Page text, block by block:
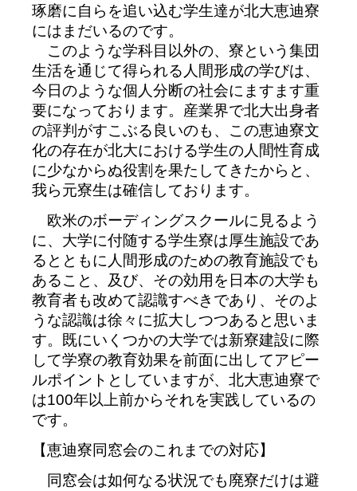
琢磨に自らを追い込む学生達が北大恵迪寮
にはまだいるのです。
このような学科目以外の、寮という集団
生活を通じて得られる人間形成の学びは、
今日のような個人分断の社会にますます重
要になっております。産業界で北大出身者
の評判がすこぶる良いのも、この恵迪寮文
化の存在が北大における学生の人間性育成
に少なからぬ役割を果たしてきたからと、
我ら元寮生は確信しております。
欧米のボーディングスクールに見るよう
に、大学に付随する学生寮は厚生施設であ
るとともに人間形成のための教育施設でも
あること、及び、その効用を日本の大学も
教育者も改めて認識すべきであり、そのよ
うな認識は徐々に拡大しつつあると思いま
す。既にいくつかの大学では新寮建設に際
して学寮の教育効果を前面に出してアピー
ルポイントとしていますが、北大恵迪寮で
は100年以上前からそれを実践しているの
です。
【恵迪寮同窓会のこれまでの対応】
同窓会は如何なる状況でも廃寮だけは避